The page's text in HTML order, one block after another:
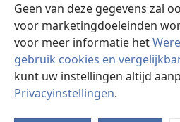
Geen van deze gegevens zal
voor marketingdoeleinden
voor meer informatie het
gebruik cookies en
kunt uw instellingen altijd
Privacyinstellingen.
Watchtower Library
Copyright© 2026 Watch Tower Bible
GEBRUIKSVOORWAARDEN